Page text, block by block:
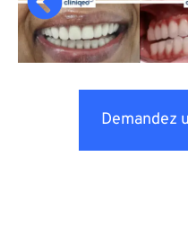
Demandez